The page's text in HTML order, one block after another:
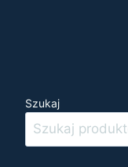
Szukaj